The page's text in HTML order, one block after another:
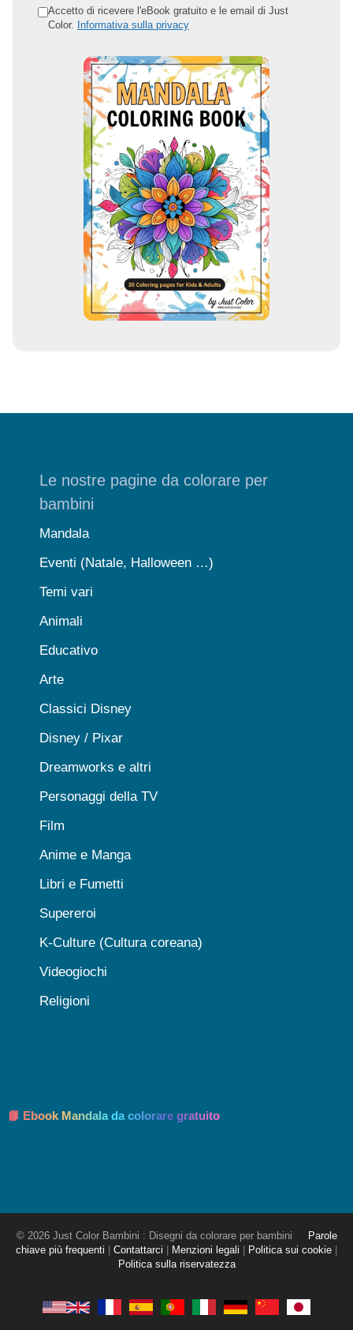
o Accetto di ricevere l'eBook gratuito e le email di Just
Color. Informativa sulla privacy
Le nostre pagine da colorare per
bambini
Mandala
Eventi (Natale, Halloween …)
Temi vari
Animali
Educativo
Arte
Classici Disney
Disney / Pixar
Dreamworks e altri
Personaggi della TV
Film
Anime e Manga
Libri e Fumetti
Supereroi
K-Culture (Cultura coreana)
Videogiochi
Religioni
📘 Ebook Mandala da colorare gratuito
© 2026 Just Color Bambini : Disegni da colorare per bambini
Parole
chiave più frequenti
Contattarci Menzioni legali Politica sui cookie
Politica sulla riservatezza